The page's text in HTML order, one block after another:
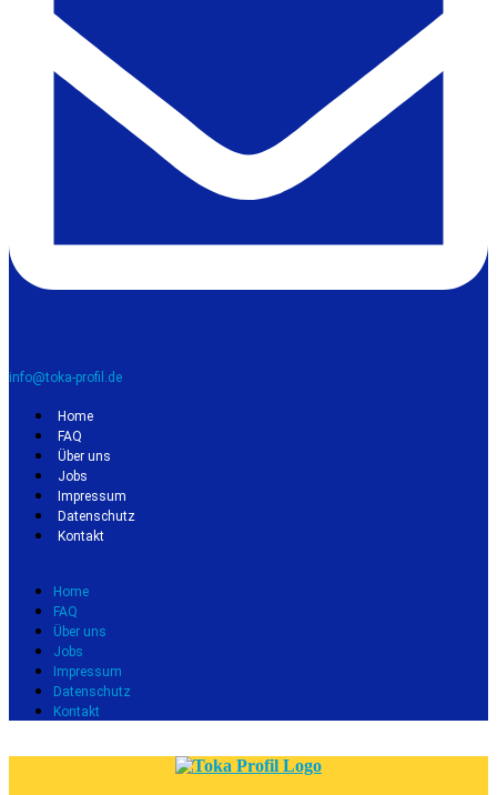
info@toka-profil.de
Home
FAQ
Über uns
Jobs
Impressum
Datenschutz
Kontakt
Home
FAQ
Über uns
Jobs
Impressum
Datenschutz
Kontakt